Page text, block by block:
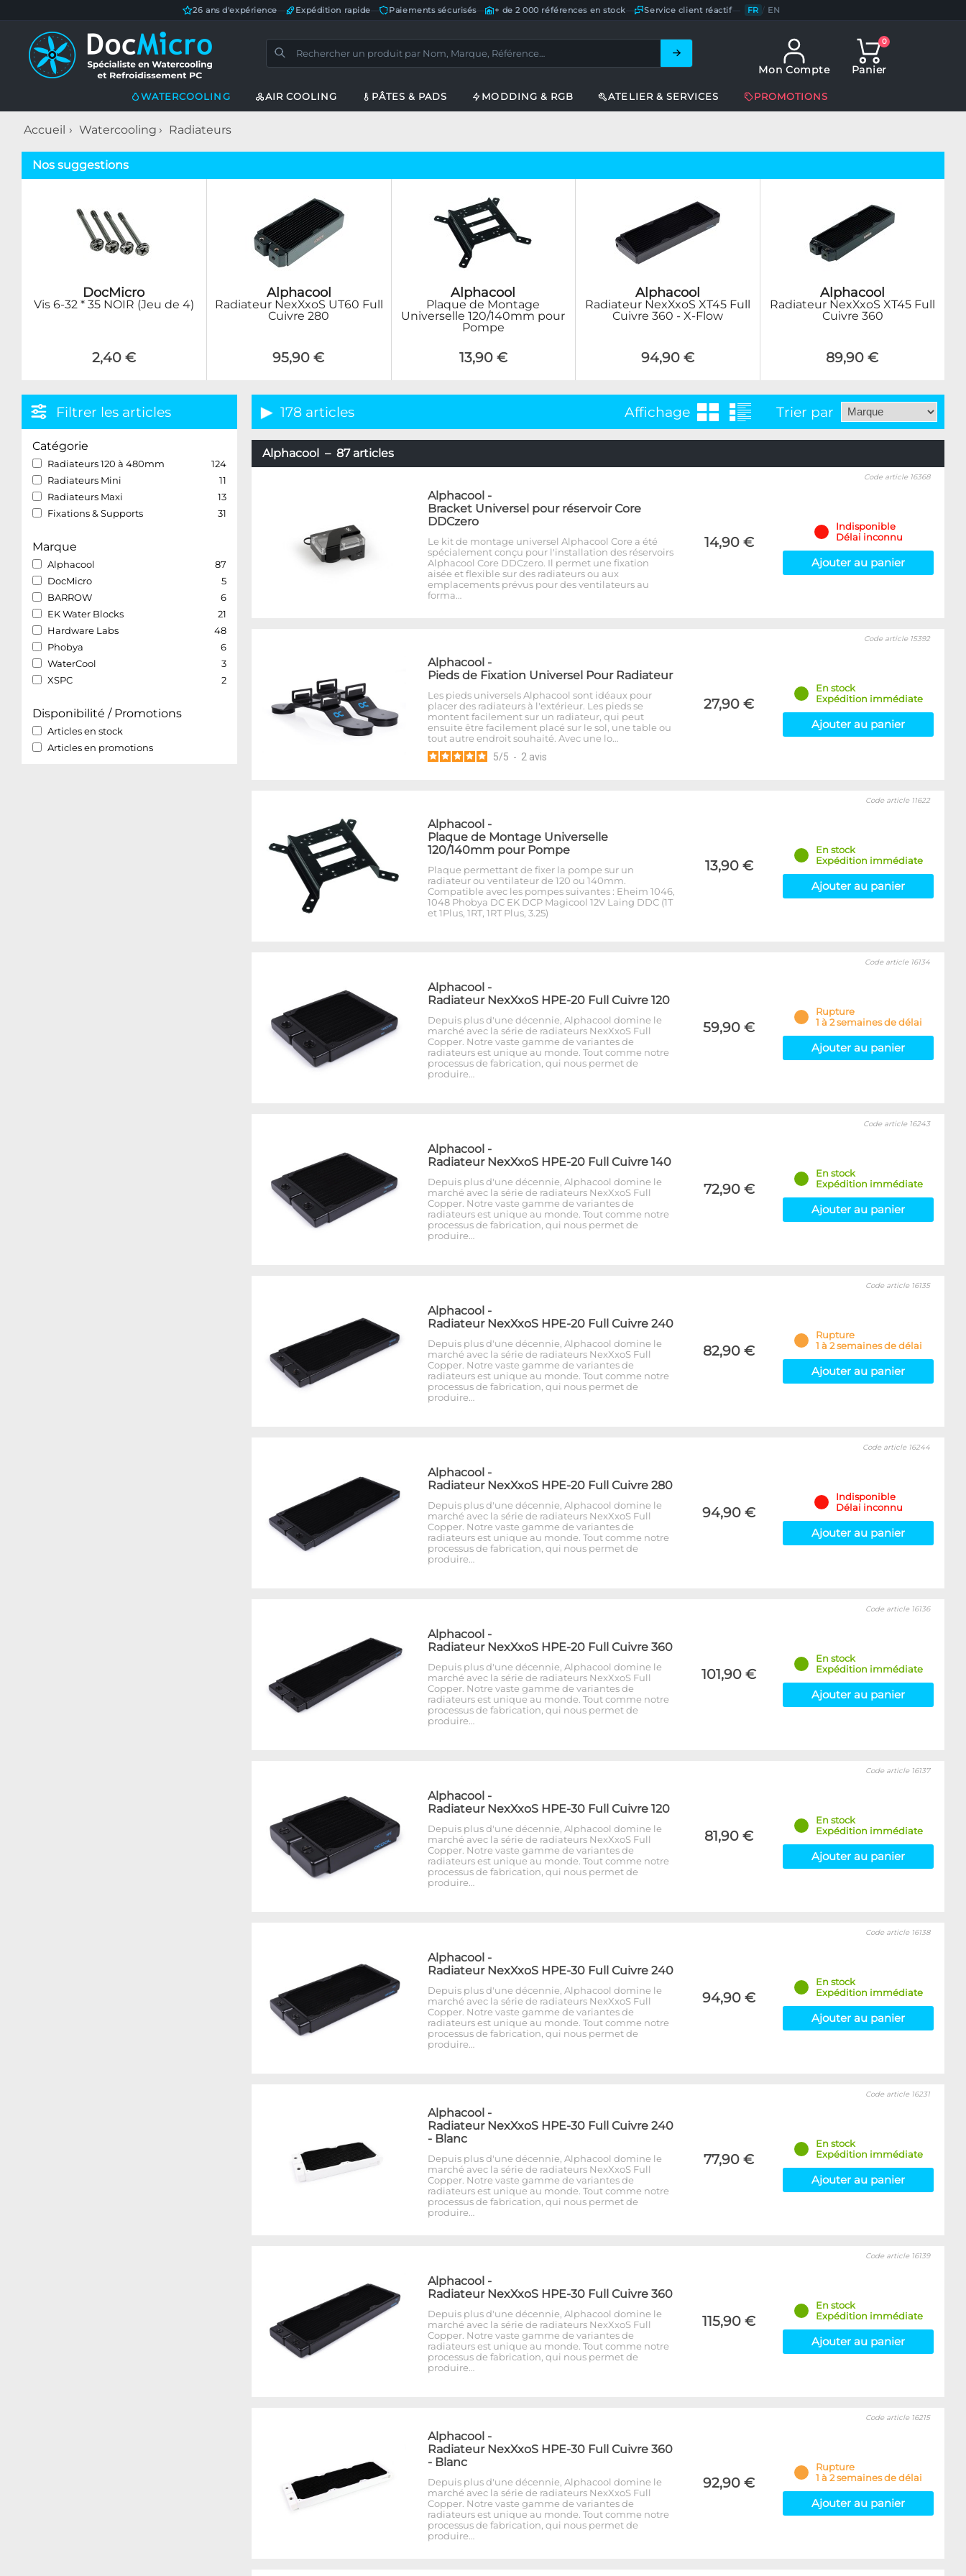
26 ans d'expérience Expédition rapide Paiements sécurisés— + de 2 000 références en stock Service client réactif— FR / EN
Mon Compte
0
Panier
WATERCOOLING AIR COOLING PÂTES & PADS MODDING & RGB ATELIER & SERVICES PROMOTIONS
Accueil Watercooling Radiateurs
Nos suggestions
DocMicro
Vis 6-32 * 35 NOIR (Jeu de 4)
2,40 €
Alphacool
Radiateur NexXxoS UT60 Full
Cuivre 280
95,90 €
Alphacool
Plaque de Montage
Universelle 120/140mm pour
Pompe
13,90 €
Alphacool
Radiateur NexXxoS XT45 Full
Cuivre 360 - X-Flow
94,90 €
Alphacool
Radiateur NexXxoS XT45 Full
Cuivre 360
89,90 €
Filtrer les articles
Catégorie
Radiateurs 120 à 480mm
124
Radiateurs Mini
11
Radiateurs Maxi
13
Fixations & Supports
31
Marque
Alphacool
87
DocMicro
5
BARROW
6
EK Water Blocks
21
Hardware Labs
48
Phobya
6
WaterCool
3
XSPC
2
Disponibilité / Promotions
Articles en stock
Articles en promotions
178 articles Affichage Trier par
Alphacool – 87 articles
Alphacool -
Bracket Universel pour réservoir Core
DDCzero
Le kit de montage universel Alphacool Core a été
spécialement conçu pour l'installation des réservoirs
Alphacool Core DDCzero. Il permet une fixation
aisée et flexible sur des radiateurs ou aux
emplacements prévus pour des ventilateurs au
forma…
14,90 €
Code article 16368
Indisponible
Délai inconnu
Ajouter au panier
Alphacool -
Pieds de Fixation Universel Pour Radiateur
Les pieds universels Alphacool sont idéaux pour
placer des radiateurs à l'extérieur. Les pieds se
montent facilement sur un radiateur, qui peut
ensuite être facilement placé sur le sol, une table ou
tout autre endroit souhaité. Avec une lo…
5/5 - 2 avis
27,90 €
Code article 15392
En stock
Expédition immédiate
Ajouter au panier
Alphacool -
Plaque de Montage Universelle
120/140mm pour Pompe
Plaque permettant de fixer la pompe sur un
radiateur ou ventilateur de 120 ou 140mm.
Compatible avec les pompes suivantes : Eheim 1046,
1048 Phobya DC EK DCP Magicool 12V Laing DDC (1T
et 1Plus, 1RT, 1RT Plus, 3.25)
13,90 €
Code article 11622
En stock
Expédition immédiate
Ajouter au panier
Alphacool -
Radiateur NexXxoS HPE-20 Full Cuivre 120
Depuis plus d'une décennie, Alphacool domine le
marché avec la série de radiateurs NexXxoS Full
Copper. Notre vaste gamme de variantes de
radiateurs est unique au monde. Tout comme notre
processus de fabrication, qui nous permet de
produire…
59,90 €
Code article 16134
Rupture
1 à 2 semaines de délai
Ajouter au panier
Alphacool -
Radiateur NexXxoS HPE-20 Full Cuivre 140
Depuis plus d'une décennie, Alphacool domine le
marché avec la série de radiateurs NexXxoS Full
Copper. Notre vaste gamme de variantes de
radiateurs est unique au monde. Tout comme notre
processus de fabrication, qui nous permet de
produire…
72,90 €
Code article 16243
En stock
Expédition immédiate
Ajouter au panier
Alphacool -
Radiateur NexXxoS HPE-20 Full Cuivre 240
Depuis plus d'une décennie, Alphacool domine le
marché avec la série de radiateurs NexXxoS Full
Copper. Notre vaste gamme de variantes de
radiateurs est unique au monde. Tout comme notre
processus de fabrication, qui nous permet de
produire…
82,90 €
Code article 16135
Rupture
1 à 2 semaines de délai
Ajouter au panier
Alphacool -
Radiateur NexXxoS HPE-20 Full Cuivre 280
Depuis plus d'une décennie, Alphacool domine le
marché avec la série de radiateurs NexXxoS Full
Copper. Notre vaste gamme de variantes de
radiateurs est unique au monde. Tout comme notre
processus de fabrication, qui nous permet de
produire…
94,90 €
Code article 16244
Indisponible
Délai inconnu
Ajouter au panier
Alphacool -
Radiateur NexXxoS HPE-20 Full Cuivre 360
Depuis plus d'une décennie, Alphacool domine le
marché avec la série de radiateurs NexXxoS Full
Copper. Notre vaste gamme de variantes de
radiateurs est unique au monde. Tout comme notre
processus de fabrication, qui nous permet de
produire…
101,90 €
Code article 16136
En stock
Expédition immédiate
Ajouter au panier
Alphacool -
Radiateur NexXxoS HPE-30 Full Cuivre 120
Depuis plus d'une décennie, Alphacool domine le
marché avec la série de radiateurs NexXxoS Full
Copper. Notre vaste gamme de variantes de
radiateurs est unique au monde. Tout comme notre
processus de fabrication, qui nous permet de
produire…
81,90 €
Code article 16137
En stock
Expédition immédiate
Ajouter au panier
Alphacool -
Radiateur NexXxoS HPE-30 Full Cuivre 240
Depuis plus d'une décennie, Alphacool domine le
marché avec la série de radiateurs NexXxoS Full
Copper. Notre vaste gamme de variantes de
radiateurs est unique au monde. Tout comme notre
processus de fabrication, qui nous permet de
produire…
94,90 €
Code article 16138
En stock
Expédition immédiate
Ajouter au panier
Alphacool -
Radiateur NexXxoS HPE-30 Full Cuivre 240
- Blanc
Depuis plus d'une décennie, Alphacool domine le
marché avec la série de radiateurs NexXxoS Full
Copper. Notre vaste gamme de variantes de
radiateurs est unique au monde. Tout comme notre
processus de fabrication, qui nous permet de
produire…
77,90 €
Code article 16231
En stock
Expédition immédiate
Ajouter au panier
Alphacool -
Radiateur NexXxoS HPE-30 Full Cuivre 360
Depuis plus d'une décennie, Alphacool domine le
marché avec la série de radiateurs NexXxoS Full
Copper. Notre vaste gamme de variantes de
radiateurs est unique au monde. Tout comme notre
processus de fabrication, qui nous permet de
produire…
115,90 €
Code article 16139
En stock
Expédition immédiate
Ajouter au panier
Alphacool -
Radiateur NexXxoS HPE-30 Full Cuivre 360
- Blanc
Depuis plus d'une décennie, Alphacool domine le
marché avec la série de radiateurs NexXxoS Full
Copper. Notre vaste gamme de variantes de
radiateurs est unique au monde. Tout comme notre
processus de fabrication, qui nous permet de
produire…
92,90 €
Code article 16215
Rupture
1 à 2 semaines de délai
Ajouter au panier